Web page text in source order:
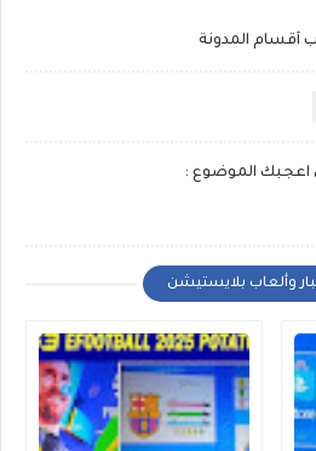
أقسام المدونة
اعجبك الموضوع :
وألعاب بلايستيشن